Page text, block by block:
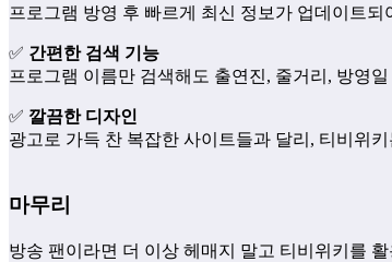
프로그램 방영 후 빠르게 최신 정보가 업데이트
✅ 간편한 검색 기능
프로그램 이름만 검색해도 출연진, 줄거리, 방영
✅ 깔끔한 디자인
광고로 가득 찬 복잡한 사이트들과 달리, 티비위
마무리
방송 팬이라면 더 이상 헤매지 말고 티비위키를